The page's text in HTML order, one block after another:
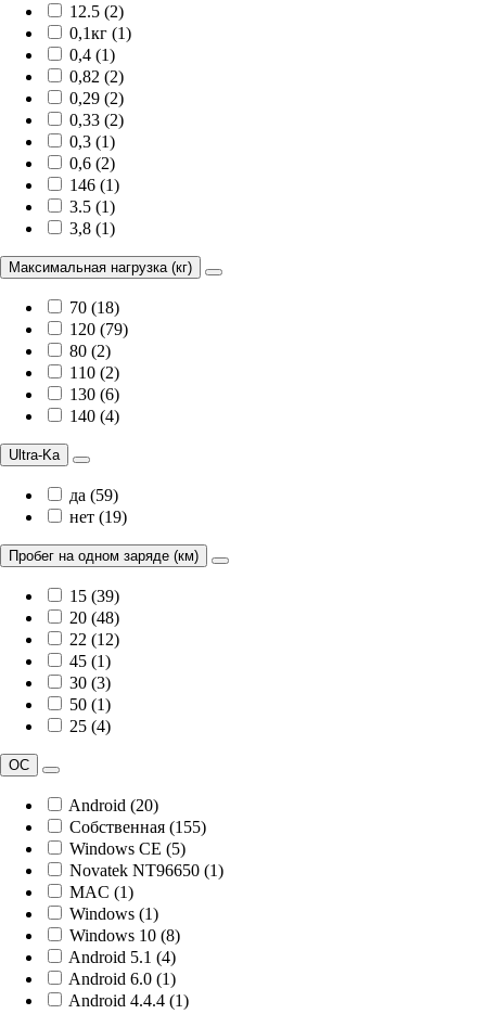
12.5 (2)
0,1кг (1)
0,4 (1)
0,82 (2)
0,29 (2)
0,33 (2)
0,3 (1)
0,6 (2)
146 (1)
3.5 (1)
3,8 (1)
Максимальная нагрузка (кг)
70 (18)
120 (79)
80 (2)
110 (2)
130 (6)
140 (4)
Ultra-Ka
да (59)
нет (19)
Пробег на одном заряде (км)
15 (39)
20 (48)
22 (12)
45 (1)
30 (3)
50 (1)
25 (4)
ОС
Android (20)
Собственная (155)
Windows CE (5)
Novatek NT96650 (1)
MAC (1)
Windows (1)
Windows 10 (8)
Android 5.1 (4)
Android 6.0 (1)
Android 4.4.4 (1)